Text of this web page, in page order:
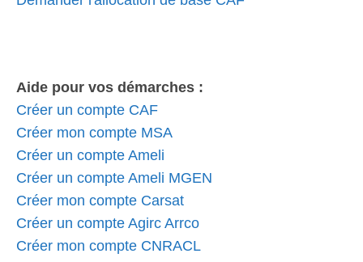
Aide pour vos démarches :
Créer un compte CAF
Créer mon compte MSA
Créer un compte Ameli
Créer un compte Ameli MGEN
Créer mon compte Carsat
Créer un compte Agirc Arrco
Créer mon compte CNRACL